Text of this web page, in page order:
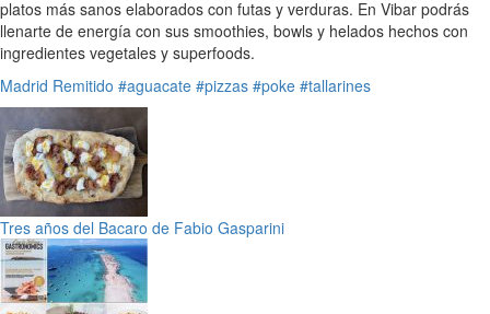
platos más sanos elaborados con futas y verduras. En Vibar podrás
llenarte de energía con sus smoothies, bowls y helados hechos con
ingredientes vegetales y superfoods.
Madrid Remitido #aguacate #pizzas #poke #tallarines
Tres años del Bacaro de Fabio Gasparini